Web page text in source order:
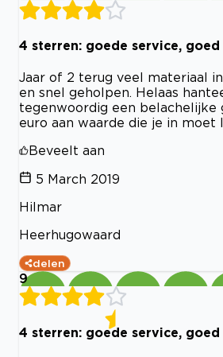
4 sterren: goede service,
Jaar of 2 terug veel materiaal
en snel geholpen. Helaas
tegenwoordig een belachelijke
euro aan waarde die je in moet
Beveelt aan
5 March 2019
Hilmar
Heerhugowaard
delen
9
4 sterren: goede service,